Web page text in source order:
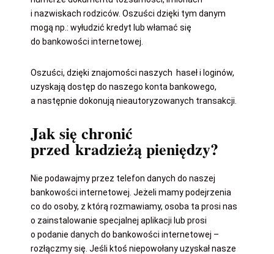
i nazwiskach rodziców. Oszuści dzięki tym danym
mogą np.: wyłudzić kredyt lub włamać się
do bankowości internetowej.
Oszuści, dzięki znajomości naszych haseł i loginów,
uzyskają dostęp do naszego konta bankowego,
a następnie dokonują nieautoryzowanych transakcji.
Jak się chronić
przed kradzieżą pieniędzy?
Nie podawajmy przez telefon danych do naszej
bankowości internetowej. Jeżeli mamy podejrzenia
co do osoby, z którą rozmawiamy, osoba ta prosi nas
o zainstalowanie specjalnej aplikacji lub prosi
o podanie danych do bankowości internetowej –
rozłączmy się. Jeśli ktoś niepowołany uzyskał nasze